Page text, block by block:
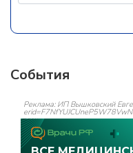
События
Реклама: ИП Вышковский